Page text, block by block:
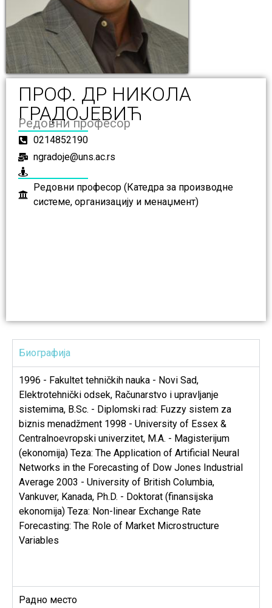
ПРОФ. ДР НИКОЛА
ГРАДОЈЕВИЋ
Редовни професор
0214852190
ngradoje@uns.ac.rs
Редовни професор (Катедра за производне
системе, организацију и менаџмент)
Биографија
1996 - Fakultet tehničkih nauka - Novi Sad,
Elektrotehnički odsek, Računarstvo i upravljanje
sistemima, B.Sc. - Diplomski rad: Fuzzy sistem za
biznis menadžment 1998 - University of Essex &
Centralnoevropski univerzitet, M.A. - Magisterijum
(ekonomija) Teza: The Application of Artificial Neural
Networks in the Forecasting of Dow Jones Industrial
Average 2003 - University of British Columbia,
Vankuver, Kanada, Ph.D. - Doktorat (finansijska
ekonomija) Teza: Non-linear Exchange Rate
Forecasting: The Role of Market Microstructure
Variables
Радно место